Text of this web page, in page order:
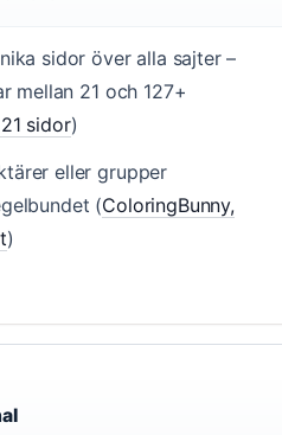
sidor över alla sajter –
mellan 21 och 127+
sidor)
eller grupper
(ColoringBunny,
)